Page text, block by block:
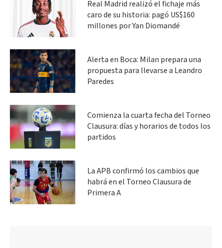
Real Madrid realizó el fichaje más
caro de su historia: pagó US$160
millones por Yan Diomandé
Alerta en Boca: Milan prepara una
propuesta para llevarse a Leandro
Paredes
Comienza la cuarta fecha del Torneo
Clausura: días y horarios de todos los
partidos
La APB confirmó los cambios que
habrá en el Torneo Clausura de
Primera A